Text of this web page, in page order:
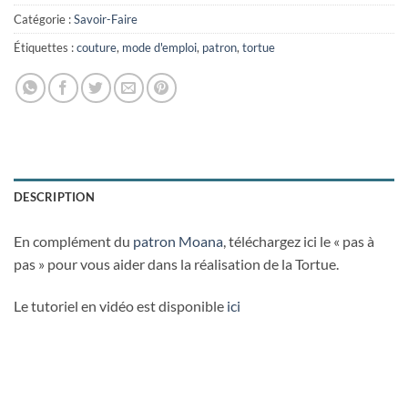
Catégorie :Savoir-Faire
Étiquettes :couture, mode d'emploi, patron, tortue
DESCRIPTION
En complément du patron Moana , téléchargez ici le « pas à
pas » pour vous aider dans la réalisation de la Tortue.
Le tutoriel en vidéo est disponible ici